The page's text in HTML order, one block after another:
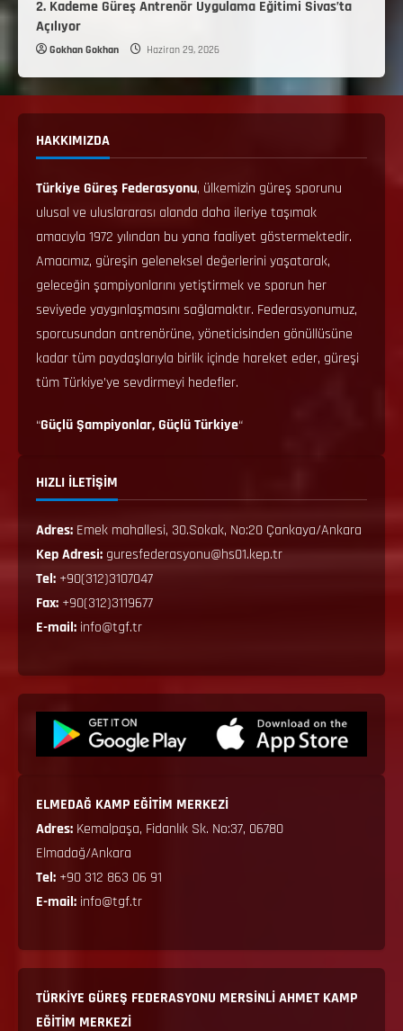
2. Kademe Güreş Antrenör Uygulama Eğitimi Sivas’ta
Açılıyor
Gokhan Gokhan Haziran 29, 2026
HAKKIMIZDA
Türkiye Güreş Federasyonu, ülkemizin güreş sporunu
ulusal ve uluslararası alanda daha ileriye taşımak
amacıyla 1972 yılından bu yana faaliyet göstermektedir.
Amacımız, güreşin geleneksel değerlerini yaşatarak,
geleceğin şampiyonlarını yetiştirmek ve sporun her
seviyede yaygınlaşmasını sağlamaktır. Federasyonumuz,
sporcusundan antrenörüne, yöneticisinden gönüllüsüne
kadar tüm paydaşlarıyla birlik içinde hareket eder, güreşi
tüm Türkiye’ye sevdirmeyi hedefler.
“Güçlü Şampiyonlar, Güçlü Türkiye“
HIZLI İLETİŞİM
Adres: Emek mahallesi, 30.Sokak, No:20 Çankaya/Ankara
Kep Adresi: guresfederasyonu@hs01.kep.tr
Tel: +90(312)3107047
Fax: +90(312)3119677
E-mail: info@tgf.tr
ELMEDAĞ KAMP EĞİTİM MERKEZİ
Adres: Kemalpaşa, Fidanlık Sk. No:37, 06780
Elmadağ/Ankara
Tel: +90 312 863 06 91
E-mail: info@tgf.tr
TÜRKİYE GÜREŞ FEDERASYONU MERSİNLİ AHMET KAMP
EĞİTİM MERKEZİ